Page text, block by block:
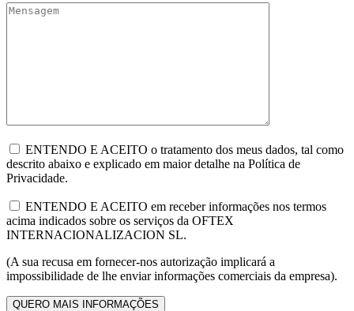
ENTENDO E ACEITO o tratamento dos meus dados, tal como
descrito abaixo e explicado em maior detalhe na Política de
Privacidade.
ENTENDO E ACEITO em receber informações nos termos
acima indicados sobre os serviços da OFTEX
INTERNACIONALIZACION SL.
(A sua recusa em fornecer-nos autorização implicará a
impossibilidade de lhe enviar informações comerciais da empresa).